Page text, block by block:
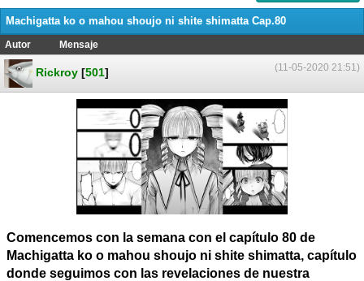
Machigatta ko o mahou shoujo ni shite shimatta Cap.80
Autor
Mensaje
(11-05-2020 21:51)
Rickroy [501]
Comencemos con la semana con el capítulo 80 de
Machigatta ko o mahou shoujo ni shite shimatta, capítulo
donde seguimos con las revelaciones de nuestra